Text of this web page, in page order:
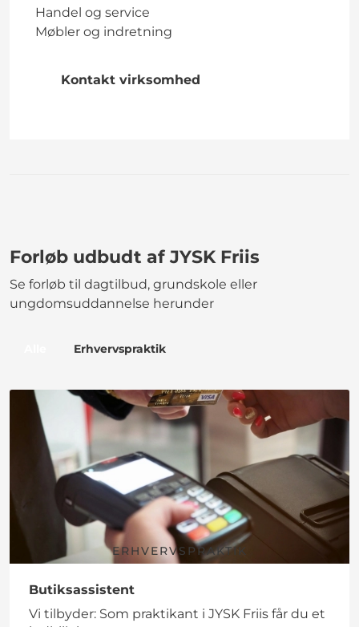
Handel og service
Møbler og indretning
Kontakt virksomhed
Forløb udbudt af JYSK Friis
Se forløb til dagtilbud, grundskole eller
ungdomsuddannelse herunder
Erhvervspraktik
ERHVERVSPRAKTIK
Butiksassistent
Vi tilbyder: Som praktikant i JYSK Friis får du et